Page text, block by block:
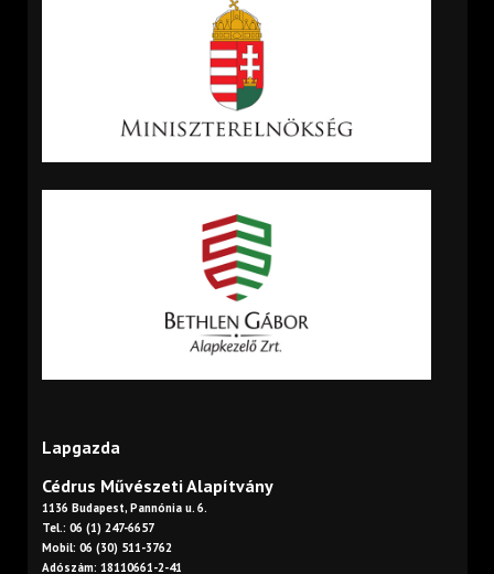
Lapgazda
Cédrus Művészeti Alapítvány
1136 Budapest, Pannónia u. 6.
Tel.: 06 (1) 247-6657
Mobil: 06 (30) 511-3762
Adószám: 18110661-2-41